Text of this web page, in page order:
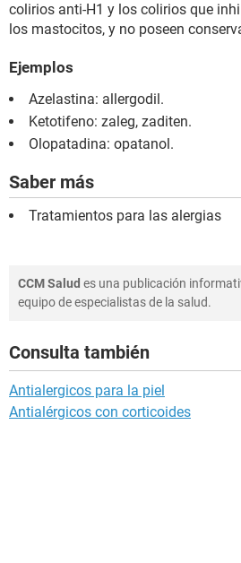
colirios anti-H1 y los colirios que
los mastocitos, y no poseen
Ejemplos
Azelastina: allergodil.
Ketotifeno: zaleg, zaditen.
Olopatadina: opatanol.
Saber más
Tratamientos para las alergias
CCM Salud es una publicación
equipo de especialistas de la salud.
Consulta también
Antialergicos para la piel
Antialérgicos con corticoides